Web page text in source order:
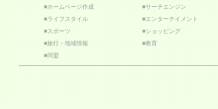
■ホームページ作成 ■サーチエンジン
■ライフスタイル ■エンターテイメント
■スポーツ ■ショッピング
■旅行・地域情報 ■教育
■同盟